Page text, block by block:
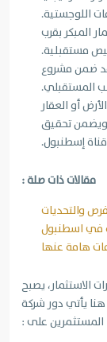
اللوجستية.
المبكر بقرب
مستقبلية.
ضمن مشروع
المستقبلي.
أو العقار
ويضمن تحقيق
إسطنبول.
مقالات ذات صلة :
والتحديات
في اسطنبول
هامة عنها
الاستثمار، يصبح
يأتي دور شركة
المستثمرين على :